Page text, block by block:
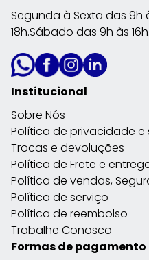
Segunda à Sexta das 9h
18h.Sábado das 9h às 16h.
Institucional
Sobre Nós
Política de privacidade e
Trocas e devoluções
Política de Frete e
Política de vendas,
Política de serviço
Política de reembolso
Trabalhe Conosco
Formas de pagamento